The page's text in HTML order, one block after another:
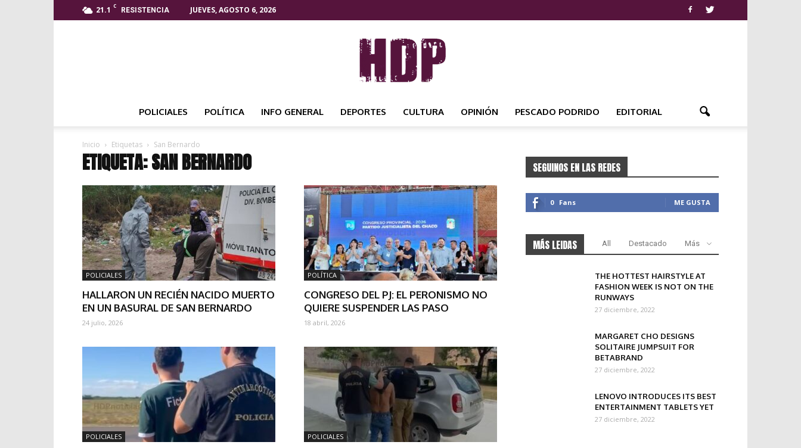
21.1 C
RESISTENCIA JUEVES, AGOSTO 6, 2026
NOTICIAS
POLICIALES POLÍTICA INFO GENERAL DEPORTES CULTURA OPINIÓN PESCADO PODRIDO EDITORIAL
Inicio Etiquetas San Bernardo
ETIQUETA: SAN BERNARDO
POLICIALES
HALLARON UN RECIÉN NACIDO MUERTO
EN UN BASURAL DE SAN BERNARDO
24 julio, 2026
POLÍTICA
CONGRESO DEL PJ: EL PERONISMO NO
QUIERE SUSPENDER LAS PASO
18 abril, 2026
POLICIALES POLICIALES
SEGUINOS EN LAS REDES
0 Fans ME GUSTA
MÁS LEIDAS All Destacado Más
THE HOTTEST HAIRSTYLE AT
FASHION WEEK IS NOT ON THE
RUNWAYS
27 diciembre, 2022
MARGARET CHO DESIGNS
SOLITAIRE JUMPSUIT FOR
BETABRAND
27 diciembre, 2022
LENOVO INTRODUCES ITS BEST
ENTERTAINMENT TABLETS YET
27 diciembre, 2022